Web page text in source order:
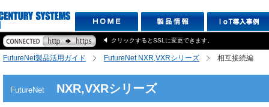
クリックするとSSLに変更できます。
FutureNet製品活用ガイド FutureNet NXR,VXRシリーズ 相互接続編
FutureNet NXR,VXRシリーズ